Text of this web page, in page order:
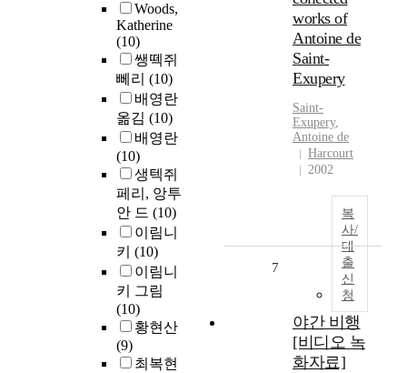
Woods,
Katherine
(10)
쌩떽쥐
뻬리 (10)
배영란
옮김 (10)
배영란
(10)
생텍쥐
페리, 앙투
안 드 (10)
이림니
키 (10)
이림니
키 그림
(10)
황현산
(9)
최복현
works of
Antoine de
Saint-
Exupery
Saint-
Exupery,
Antoine de
Harcourt
2002
복
사/
대
출
신
청
7
야간 비행
[비디오 녹
화자료]